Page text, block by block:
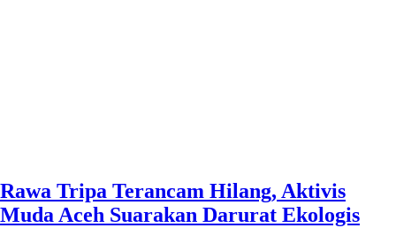
Rawa Tripa Terancam Hilang, Aktivis
Muda Aceh Suarakan Darurat Ekologis